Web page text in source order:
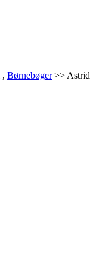
, Børnebøger>> Astrid